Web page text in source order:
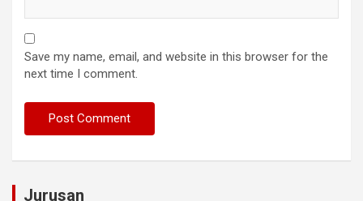
Save my name, email, and website in this browser for the
next time I comment.
Jurusan